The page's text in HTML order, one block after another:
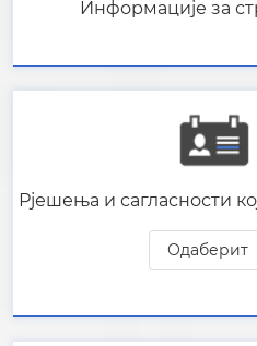
Информације за
Рјешења и сагласности